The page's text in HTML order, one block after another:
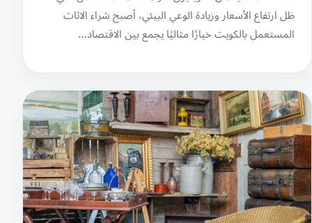
ظل ارتفاع الأسعار وزيادة الوعي البيئي، أصبح شراء الاثاث
المستعمل بالكويت خيارًا مثاليًا يجمع بين الاقتصاد…